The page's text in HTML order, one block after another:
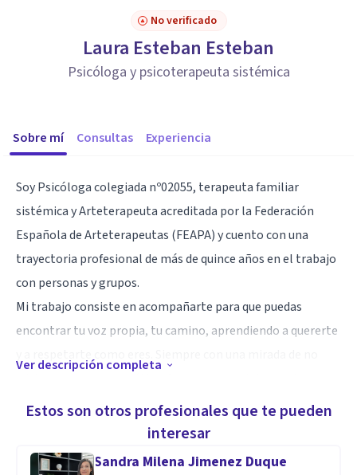
No verificado
Laura Esteban Esteban
Psicóloga y psicoterapeuta sistémica
Sobre mí Consultas Experiencia
Soy Psicóloga colegiada nº02055, terapeuta familiar
sistémica y Arteterapeuta acreditada por la Federación
Española de Arteterapeutas (FEAPA) y cuento con una
trayectoria profesional de más de quince años en el trabajo
con personas y grupos.
Mi trabajo consiste en acompañarte para que puedas
encontrar tu voz propia, tu camino, aprendiendo a quererte
historia de vida facilita contemplar los sucesos que han sido
difíciles para ti con la suficiente distancia para que no te
desborden.
Ver descripción completa
Estos son otros profesionales que te pueden
interesar
Sandra Milena Jimenez Duque